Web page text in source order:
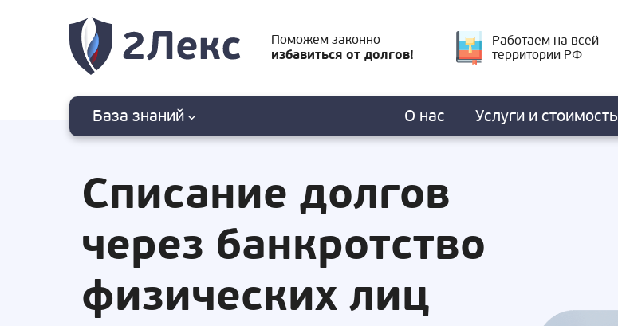
Поможем законно
избавиться от долгов!
Работаем на всей
территории РФ
База знаний О нас Услуги и стоимость
Списание долгов
через банкротство
физических лиц